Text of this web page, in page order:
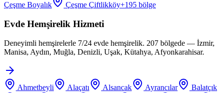
Çeşme Boyalık
Çeşme Çiftlikköy+195 bölge
Evde Hemşirelik Hizmeti
Deneyimli hemşirelerle 7/24 evde hemşirelik. 207 bölgede — İzmir,
Manisa, Aydın, Muğla, Denizli, Uşak, Kütahya, Afyonkarahisar.
Ahmetbeyli Alaçatı Alsancak Ayrancılar Balatçık